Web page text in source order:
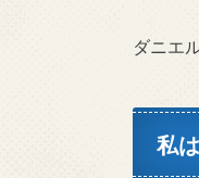
ダニエ
私